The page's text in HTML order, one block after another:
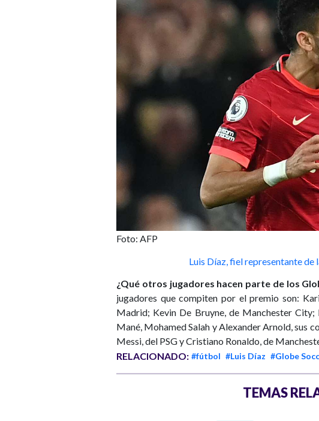
Foto: AFP
Luis Díaz, fiel representante de
¿Qué otros jugadores hacen parte de los
jugadores que compiten por el premio son:
Madrid; Kevin De Bruyne, de Manchester
Mané, Mohamed Salah y Alexander Arnold, sus
Messi, del PSG y Cristiano Ronaldo, de
RELACIONADO: #fútbol #Luis Díaz #Globe
TEMAS